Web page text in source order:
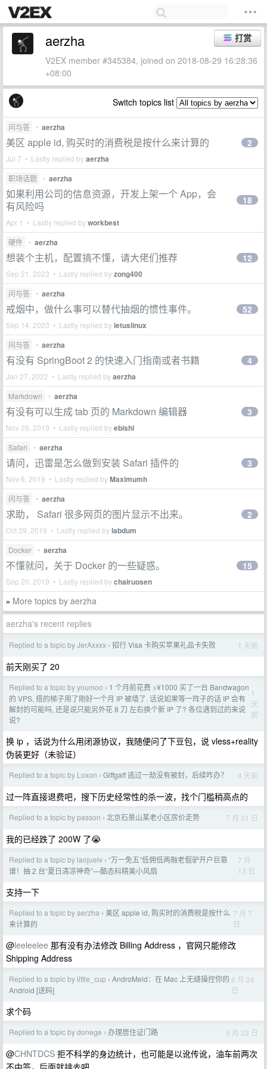
打赏
aerzha
V2EX member #345384, joined on 2018-08-29 16:28:36
+08:00
Switch topics list
问与答 • aerzha
美区 apple id, 购买时的消费税是按什么来计算的
Jul 7 • Lastly replied byaerzha
2
职场话题 • aerzha
如果利用公司的信息资源，开发上架一个 App，会
有风险吗
Apr 1 • Lastly replied byworkbest
18
硬件 • aerzha
想装个主机，配置搞不懂，请大佬们推荐
Sep 21, 2023 • Lastly replied byzong400
12
问与答 • aerzha
戒烟中，做什么事可以替代抽烟的惯性事件。
Sep 14, 2023 • Lastly replied byletuslinux
52
问与答 • aerzha
有没有 SpringBoot 2 的快速入门指南或者书籍
Jan 27, 2022 • Lastly replied byaerzha
4
Markdown • aerzha
有没有可以生成 tab 页的 Markdown 编辑器
Nov 26, 2019 • Lastly replied byebishi
3
Safari • aerzha
请问，迅雷是怎么做到安装 Safari 插件的
Nov 6, 2019 • Lastly replied byMaximumh
3
问与答 • aerzha
求助， Safari 很多网页的图片显示不出来。
Oct 29, 2019 • Lastly replied bylabdum
2
Docker • aerzha
不懂就问，关于 Docker 的一些疑惑。
Sep 20, 2019 • Lastly replied bychairuosen
15
» More topics by aerzha
aerzha's recent replies
Replied to a topic by JerAxxxx › 招行 Visa 卡购买苹果礼品卡失败 1 天前
前天刚买了 20
Replied to a topic by youmoo › 1 个月前花费 >¥1000 买了一台 Bandwagon
的 VPS, 搭的梯子用了刚好一个月 IP 被墙了. 话说如果等一阵子的话 IP 会有
解封的可能吗, 还是说只能另外花 8 刀 左右换个新 IP 了? 各位遇到过的来说
说?
1
天
前
换 ip ，话说为什么用闭源协议，我随便问了下豆包，说 vless+reality
伪装更好（未验证）
Replied to a topic by Loxon › Giffgaff 逃过一劫没有被封，后续咋办？ 4 天前
过一阵直接退费吧，搜下历史经常性的杀一波，找个门槛稍高点的
Replied to a topic by passon › 北京石景山某老小区房价走势 7 月 31 日
我的已经跌了 200W 了😭
Replied to a topic by laojuelv › “万一免五”低佣低两融老倔驴开户巨靠
谱！抽 2 台“夏日清凉神奇”—酷态科精美小风扇
7 月
13 日
支持一下
Replied to a topic by aerzha › 美区 apple id, 购买时的消费税是按什么
来计算的
7 月 7
日
@leeleelee 那有没有办法修改 Billing Address ，官网只能修改
Shipping Address
Replied to a topic by little_cup › AndroMeld：在 Mac 上无缝操控你的
Android [送码]
6 月 24
日
求个码
Replied to a topic by donege › 办理居住证门路 6 月 23 日
@CHNTDCS 拒不科学的身边统计，也可能是以讹传讹，油车前两次
不中签，后面就排去吧